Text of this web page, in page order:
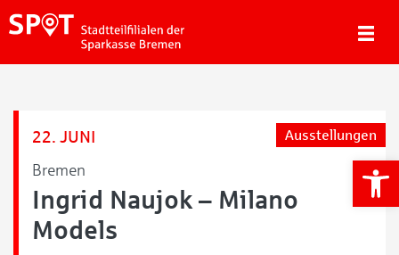
22. JUNI
Bremen
Ausstellungen
Ingrid Naujok – Milano
Models